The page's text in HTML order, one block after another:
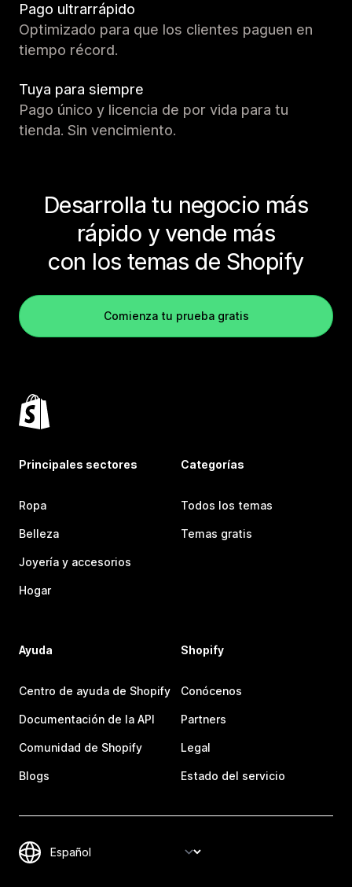
Pago ultrarrápido
Optimizado para que los clientes paguen en
tiempo récord.
Tuya para siempre
Pago único y licencia de por vida para tu
tienda. Sin vencimiento.
Desarrolla tu negocio más
rápido y vende más
con los temas de Shopify
Comienza tu prueba gratis
Principales sectores
Ropa
Belleza
Joyería y accesorios
Hogar
Categorías
Todos los temas
Temas gratis
Ayuda
Centro de ayuda de Shopify
Documentación de la API
Comunidad de Shopify
Blogs
Shopify
Conócenos
Partners
Legal
Estado del servicio